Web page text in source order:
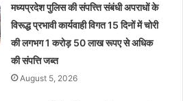
मध्यप्रदेश पुलिस की संपत्त्ति संबंधी अपराधों के
विरूद्ध प्रभावी कार्यवाही विगत 15 दिनों में चोरी
की लगभग 1 करोड़ 50 लाख रूपए से अधिक
की संपत्ति जब्‍त
August 5, 2026